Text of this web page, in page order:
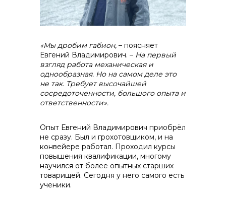
«Мы дробим габион, – поясняет
Евгений Владимирович. – На первый
взгляд работа механическая и
однообразная. Но на самом деле это
не так. Требует высочайшей
сосредоточенности, большого опыта и
ответственности».
Опыт Евгений Владимирович приобрёл
не сразу. Был и грохотовщиком, и на
конвейере работал. Проходил курсы
повышения квалификации, многому
научился от более опытных старших
товарищей. Сегодня у него самого есть
ученики.